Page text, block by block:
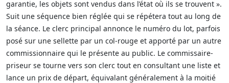
garantie, les objets sont vendus dans l’état où ils se trouvent ».
Suit une séquence bien réglée qui se répétera tout au long de
la séance. Le clerc principal annonce le numéro du lot, parfois
posé sur une sellette par un col-rouge et apporté par un autre
commissionnaire qui le présente au public. Le commissaire-
priseur se tourne vers son clerc tout en consultant une liste et
lance un prix de départ, équivalant généralement à la moitié